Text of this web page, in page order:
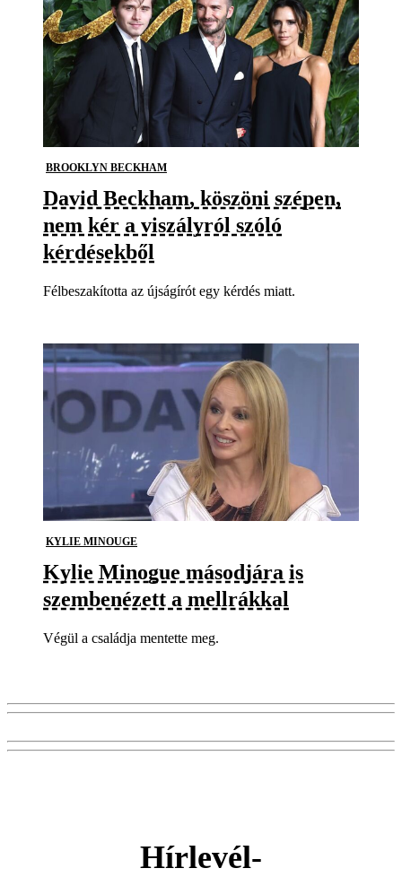
BROOKLYN BECKHAM
David Beckham, köszöni szépen,
nem kér a viszályról szóló
kérdésekből
Félbeszakította az újságírót egy kérdés miatt.
KYLIE MINOUGE
Kylie Minogue másodjára is
szembenézett a mellrákkal
Végül a családja mentette meg.
Hírlevél-